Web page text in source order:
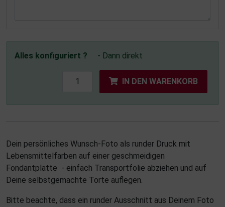
Alles konfiguriert ? - Dann direkt
IN DEN WARENKORB
Dein persönliches Wunsch-Foto als runder Druck mit
Lebensmittelfarben auf einer geschmeidigen
Fondantplatte - einfach Transportfolie abziehen und auf
Deine selbstgemachte Torte auflegen.
Bitte beachte, dass ein runder Ausschnitt aus Deinem Foto